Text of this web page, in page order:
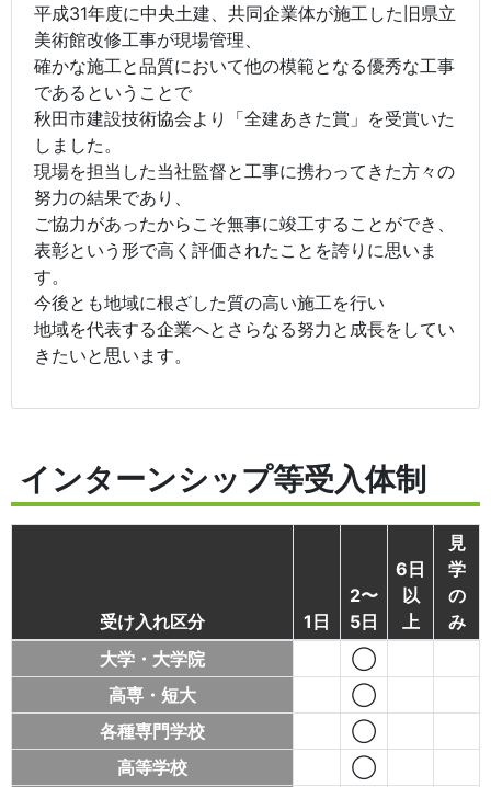
平成31年度に中央土建、共同企業体が施工した旧県立
美術館改修工事が現場管理、
確かな施工と品質において他の模範となる優秀な工事
であるということで
秋田市建設技術協会より「全建あきた賞」を受賞いた
しました。
現場を担当した当社監督と工事に携わってきた方々の
努力の結果であり、
ご協力があったからこそ無事に竣工することができ、
表彰という形で高く評価されたことを誇りに思いま
す。
今後とも地域に根ざした質の高い施工を行い
地域を代表する企業へとさらなる努力と成長をしてい
きたいと思います。
インターンシップ等受入体制
受け入れ区分 1日
2〜
5日
6日
以
上
見
学
の
み
大学・大学院
◯
高専・短大
◯
各種専門学校
◯
高等学校
◯